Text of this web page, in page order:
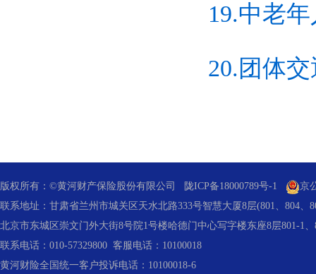
19.中老
20.团体
版权所有 ：©黄河财产保险股份有限公司 陇ICP备18000789号-1
京
联系地址：甘肃省兰州市城关区天水北路333号智慧大厦8层(801、804、
北京市东城区崇文门外大街8号院1号楼哈德门中心写字楼东座8层801-1、
联系电话：010-57329800 客服电话：10100018
黄河财险全国统一客户投诉电话：10100018-6